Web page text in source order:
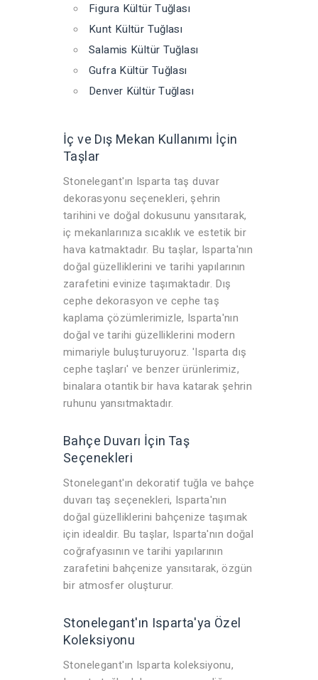
Figura Kültür Tuğlası
Kunt Kültür Tuğlası
Salamis Kültür Tuğlası
Gufra Kültür Tuğlası
Denver Kültür Tuğlası
İç ve Dış Mekan Kullanımı İçin
Taşlar
Stonelegant'ın Isparta taş duvar
dekorasyonu seçenekleri, şehrin
tarihini ve doğal dokusunu yansıtarak,
iç mekanlarınıza sıcaklık ve estetik bir
hava katmaktadır. Bu taşlar, Isparta'nın
doğal güzelliklerini ve tarihi yapılarının
zarafetini evinize taşımaktadır. Dış
cephe dekorasyon ve cephe taş
kaplama çözümlerimizle, Isparta'nın
doğal ve tarihi güzelliklerini modern
mimariyle buluşturuyoruz. 'Isparta dış
cephe taşları' ve benzer ürünlerimiz,
binalara otantik bir hava katarak şehrin
ruhunu yansıtmaktadır.
Bahçe Duvarı İçin Taş
Seçenekleri
Stonelegant'ın dekoratif tuğla ve bahçe
duvarı taş seçenekleri, Isparta'nın
doğal güzelliklerini bahçenize taşımak
için idealdir. Bu taşlar, Isparta'nın doğal
coğrafyasının ve tarihi yapılarının
zarafetini bahçenize yansıtarak, özgün
bir atmosfer oluşturur.
Stonelegant'ın Isparta'ya Özel
Koleksiyonu
Stonelegant'ın Isparta koleksiyonu,